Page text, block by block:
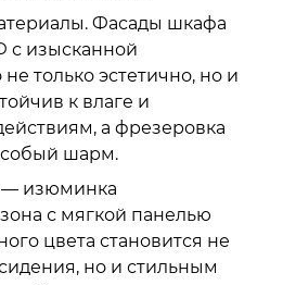
Фасады шкафа
изысканной
только эстетично, но и
к влаге и
а фрезеровка
шарм.
— изюминка
с мягкой панелью
цвета становится не
но и стильным